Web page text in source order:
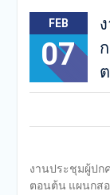
FEB
07
งานประชุมผู้ปก
ตอนต้น แผนกสอ